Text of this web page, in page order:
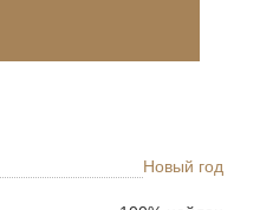
Новый год